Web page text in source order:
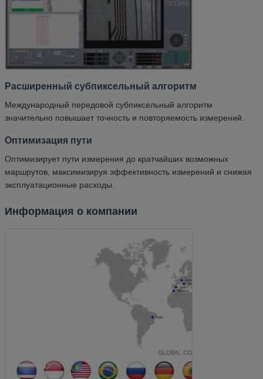
Расширенный субпиксельный алгоритм
Международный передовой субпиксельный алгоритм
значительно повышает точность и повторяемость измерений.
Оптимизация пути
Оптимизирует пути измерения до кратчайших возможных
маршрутов, максимизируя эффективность измерений и снижая
эксплуатационные расходы.
Информация о компании